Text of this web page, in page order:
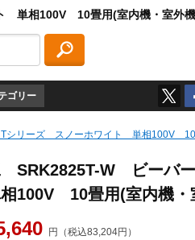
相100V 10畳用(室内機・室外機
ゴリー
リーズ スノーホワイト 単相100V 10
SRK2825T-W ビーバ
100V 10畳用(室内機・
円（税込83,204円）